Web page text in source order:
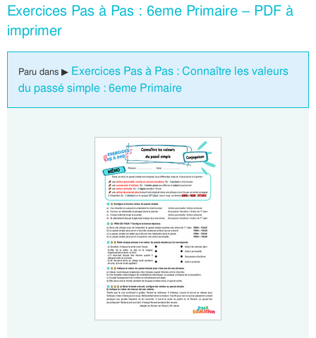
Exercices Pas à Pas : 6eme Primaire – PDF à
imprimer
Paru dans ▶ Exercices Pas à Pas : Connaître les valeurs
du passé simple : 6eme Primaire